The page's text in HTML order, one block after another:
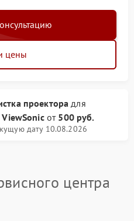
цены
проектора для
от 500 руб.
дату 10.08.2026
центра